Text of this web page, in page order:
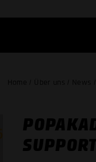
Home / Über uns /